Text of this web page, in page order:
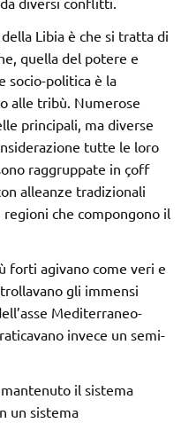
Libia è che si tratta di
quella del potere e
socio-politica è la
alle tribù. Numerose
principali, ma diverse
tutte le loro
raggruppate in çoff
alleanze tradizionali
che compongono il
forti agivano come veri e
gli immensi
Mediterraneo-
invece un semi-
il sistema
un sistema